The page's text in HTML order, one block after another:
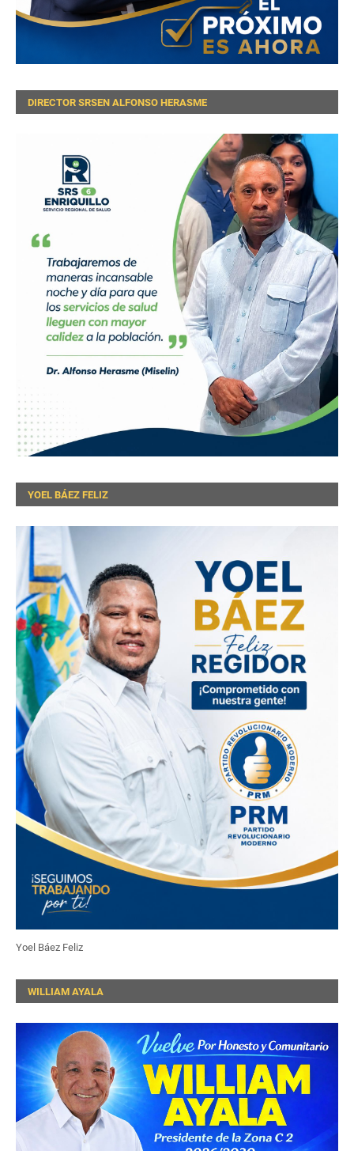
DIRECTOR SRSEN ALFONSO HERASME
YOEL BÁEZ FELIZ
Yoel Báez Feliz
WILLIAM AYALA